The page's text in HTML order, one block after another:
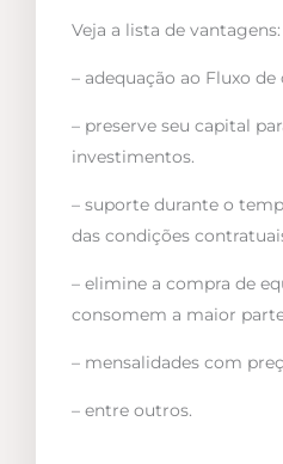
Veja a lista de vantagens:
– adequação ao Fluxo de
– preserve seu capital
investimentos.
– suporte durante o
das condições
– elimine a compra de
consomem a maior
– mensalidades com
– entre outros.